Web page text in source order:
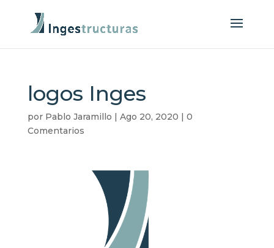
logos Inges
por Pablo Jaramillo | Ago 20, 2020 | 0
Comentarios